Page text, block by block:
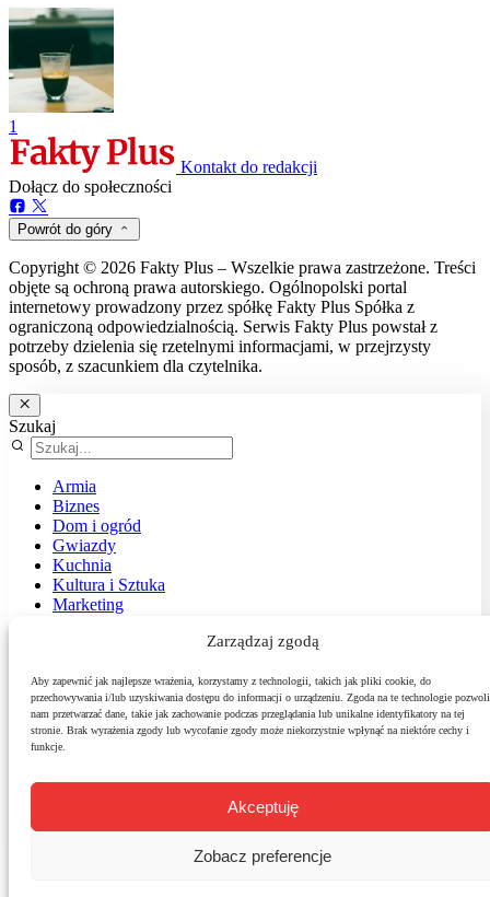
Zarządzaj zgodą
Aby zapewnić jak najlepsze wrażenia, korzystamy z technologii, takich jak pliki cookie, do
przechowywania i/lub uzyskiwania dostępu do informacji o urządzeniu. Zgoda na te technologie pozwoli
nam przetwarzać dane, takie jak zachowanie podczas przeglądania lub unikalne identyfikatory na tej
stronie. Brak wyrażenia zgody lub wycofanie zgody może niekorzystnie wpłynąć na niektóre cechy i
funkcje.
Akceptuję
Zobacz preferencje
1
Kontakt do redakcji
Dołącz do społeczności
Powrót do góry
Copyright © 2026 Fakty Plus – Wszelkie prawa zastrzeżone. Treści
objęte są ochroną prawa autorskiego. Ogólnopolski portal
internetowy prowadzony przez spółkę Fakty Plus Spółka z
ograniczoną odpowiedzialnością. Serwis Fakty Plus powstał z
potrzeby dzielenia się rzetelnymi informacjami, w przejrzysty
sposób, z szacunkiem dla czytelnika.
Szukaj
Armia
Biznes
Dom i ogród
Gwiazdy
Kuchnia
Kultura i Sztuka
Marketing
Podróże
Polityka
Sport
Środowisko
Technologie